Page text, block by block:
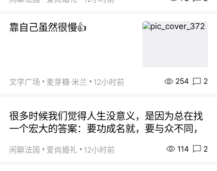
靠自己虽然很慢👍
文学广场 麦芽糖·米兰 12小时前 254 2
很多时候我们觉得人生没意义，是因为总在找
一个宏大的答案：要功成名就，要与众不同，
闲聊法国 爱尚婚礼 12小时前 114 2